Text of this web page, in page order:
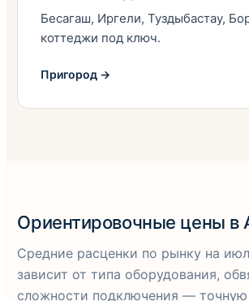
Бесагаш, Иргели, Туздыбастау,
коттеджи под ключ.
Пригород →
Ориентировочные цены в
Средние расценки по рынку на
зависит от типа оборудования,
сложности подключения —